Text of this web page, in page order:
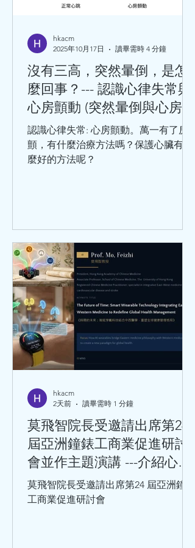
的兩種。其中可改變因素有：高血壓、
理膳食、過量飲酒等等。 不可改變的危
險因素有：性別、年齡、家族史、感染
病史（如巨細胞病毒、肺炎衣原體、幽
門螺旋桿菌等）。 千萬不要小看冠心
病，冠心病是中老年人的常見病和多發
病，處於這個年齡階段的人，在日常生
活中，出現哪些情況，要及時就醫呢？
勞累或工作緊張時，出現胸骨後疼痛或
心前區悶痛，緊縮樣疼痛，並向
沒有三高，突然暈倒，是怎
麼回事？--- 認識心律失常與
心房顫動 (突然暈倒與心房顫
動)
認識心律失常: 心房顫動。萬一有了房
顫，有什麼治療方法嗎？保護心臟有什
麼好的方法呢？
hkacm
2025年10月17日
讀畢需時 4 分鐘
莫飛智院長受邀請出席第24
屆亞洲鐘錶工商業促進研討
會並作主題演講 ---介紹心率
變異性與心血管健康的關係
莫飛智院長受邀請出席第24 屆亞洲鐘錶
工商業促進研討會
hkacm
2天前
讀畢需時 1 分鐘